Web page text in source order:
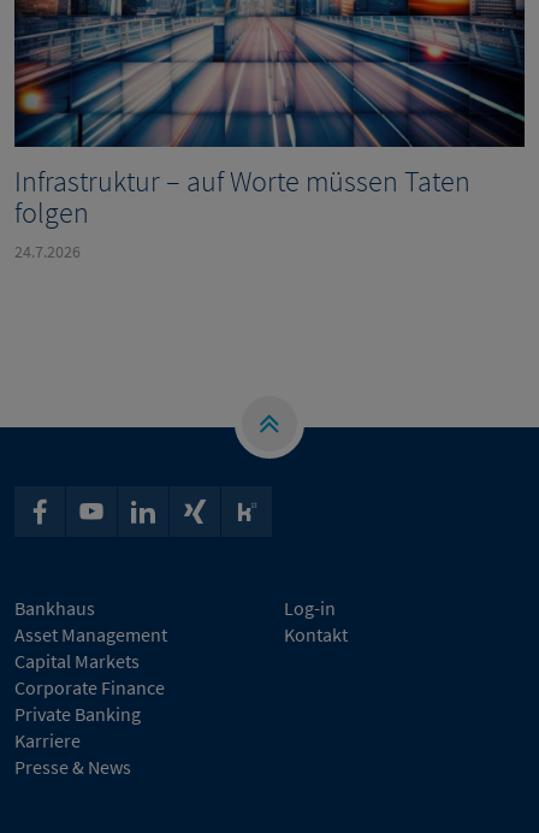
Infrastruktur – auf Worte müssen Taten
folgen
24.7.2026
Bankhaus
Asset Management
Capital Markets
Corporate Finance
Private Banking
Karriere
Presse & News
Log-in
Kontakt